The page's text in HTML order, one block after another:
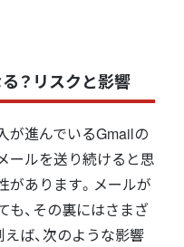
？リスクと影響
が進んでいるGmailの
ールを送り続けると思
があります。メールが
も、その裏にはさまざ
ば、次のような影響